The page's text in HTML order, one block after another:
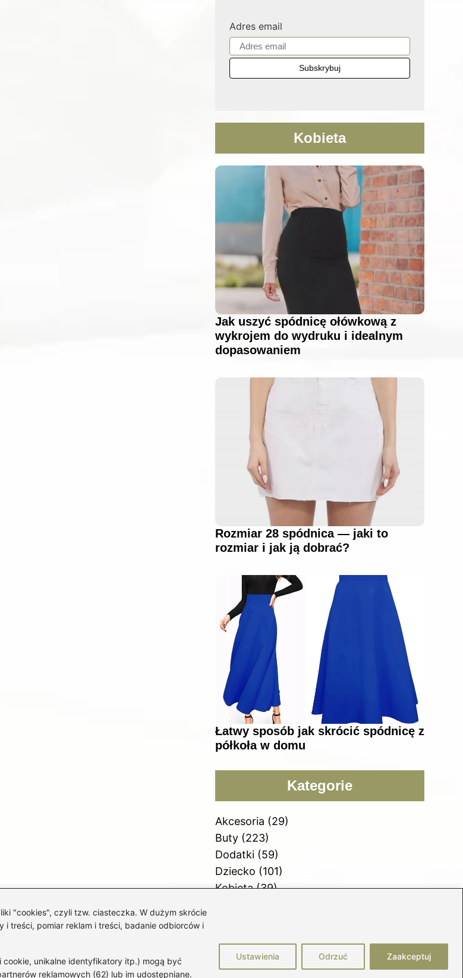
"cookies", czyli tzw. ciasteczka. W dużym skrócie
i treści, pomiar reklam i treści, badanie odbiorców i
unikalne identyfikatory itp.) mogą być
reklamowych (62) lub im udostępniane.
Ustawienia Odrzuć Zaakceptuj
Adres email
Kobieta
Jak uszyć spódnicę ołówkową z
wykrojem do wydruku i idealnym
dopasowaniem
Rozmiar 28 spódnica — jaki to
rozmiar i jak ją dobrać?
Łatwy sposób jak skrócić spódnicę z
półkoła w domu
Kategorie
Akcesoria (29)
Buty(223)
Dodatki(59)
Dziecko (101)
Kobieta(39)